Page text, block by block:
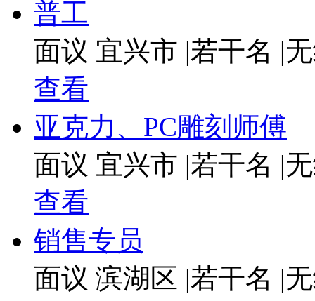
集装箱、摩托车前风挡、飞机、火车、轮船、汽车、汽艇、
器、仪表、高低压开关柜面板及军事工业等； 壁、顶、屏风
棚； 温室大棚，现代生态餐厅顶棚； 所有单位或小区内自
校、医院、体育场馆、娱乐中心及公用设施的采光顶棚等。
服务范畴：山东，广东，河北，浙江，辽宁，四川，江苏，
普工
面议 宜兴市 |若干名 |
查看
亚克力、PC雕刻师傅
面议 宜兴市 |若干名 |
查看
销售专员
面议 滨湖区 |若干名 |